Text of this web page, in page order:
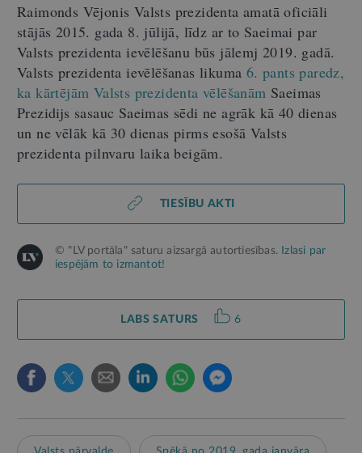
Raimonds Vējonis Valsts prezidenta amatā oficiāli
stājās 2015. gada 8. jūlijā, līdz ar to Saeimai par
Valsts prezidenta ievēlēšanu būs jālemj 2019. gadā.
Valsts prezidenta ievēlēšanas likuma 6. pants paredz,
ka kārtējām Valsts prezidenta vēlēšanām Saeimas
Prezidijs sasauc Saeimas sēdi ne agrāk kā 40 dienas
un ne vēlāk kā 30 dienas pirms esošā Valsts
prezidenta pilnvaru laika beigām.
TIESĪBU AKTI
© "LV portāla" saturu aizsargā autortiesības.
Izlasi par
iespējām to izmantot!
LABS SATURS 6